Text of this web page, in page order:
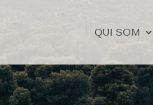
QUI SOM